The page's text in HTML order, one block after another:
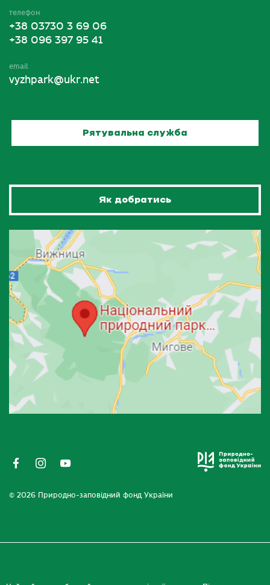
телефон
+38 03730 3 69 06
+38 096 397 95 41
email
vyzhpark@ukr.net
Рятувальна служба
Як добратись
© 2026 Природно-заповідний фонд України